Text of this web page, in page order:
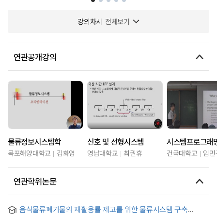
강의차시 전체보기
연관공개강의
물류정보시스템학
목포해양대학교 김화영
신호 및 선형시스템
영남대학교 최권휴
시스템프로그래
건국대학교 임
연관학위논문
음식물류폐기물의 재활용률 제고를 위한 물류시스템 구축